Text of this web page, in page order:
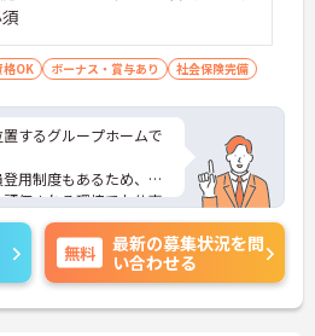
格OK ボーナス・賞与あり 社会保険完備
するグループホームで
用制度もあるため、あ
価される環境でお仕事
るため、ワークライフ
ントをお伝えしますの
ださい。
無料
最新の募集状況を問
い合わせる